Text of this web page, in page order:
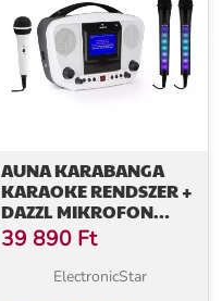
AUNA KARABANGA
KARAOKE RENDSZER +
DAZZL MIKROFON
SZETT, BLUETOOTH,
TFT KIJELZŐ
39 890 Ft
ElectronicStar